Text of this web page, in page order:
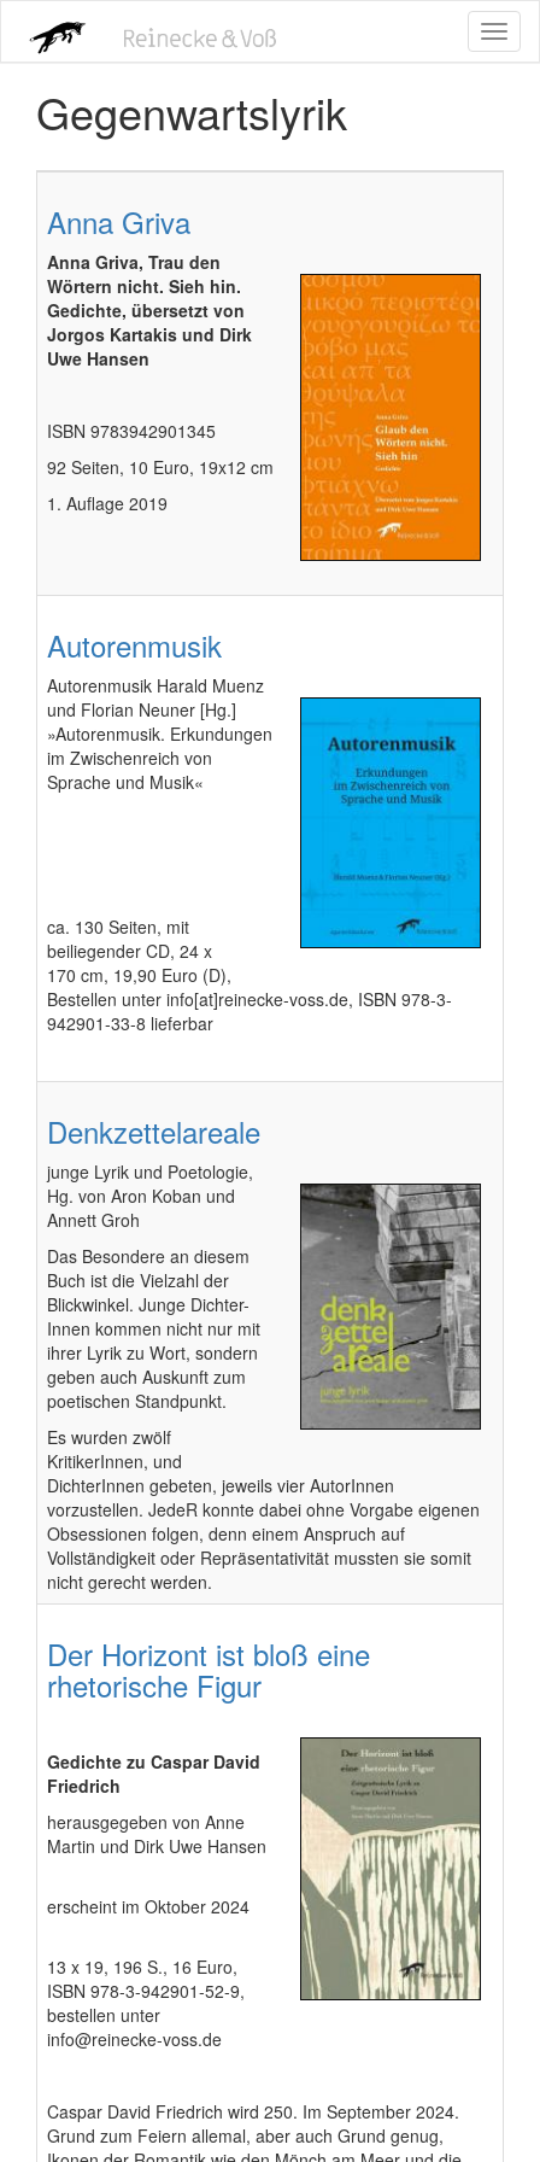
zum
Inhalt
Gegenwartslyrik
Anna Griva
Anna Griva, Trau den
Wörtern nicht. Sieh hin.
Gedichte, übersetzt von
Jorgos Kartakis und Dirk
Uwe Hansen
ISBN 9783942901345
92 Seiten, 10 Euro, 19x12 cm
1. Auflage 2019
Autorenmusik
Autorenmusik Harald Muenz
und Florian Neuner [Hg.]
»Autorenmusik. Erkundungen
im Zwischenreich von
Sprache und Musik«
ca. 130 Seiten, mit
beiliegender CD, 24 x
170 cm, 19,90 Euro (D),
Bestellen unter info[at]reinecke-voss.de, ISBN 978-3-
942901-33-8 lieferbar
Denkzettelareale
junge Lyrik und Poetologie,
Hg. von Aron Koban und
Annett Groh
Das Besondere an diesem
Buch ist die Vielzahl der
Blickwinkel. Junge Dichter-
Innen kommen nicht nur mit
ihrer Lyrik zu Wort, sondern
geben auch Auskunft zum
poetischen Standpunkt.
Es wurden zwölf
KritikerInnen, und
DichterInnen gebeten, jeweils vier AutorInnen
vorzustellen. JedeR konnte dabei ohne Vorgabe eigenen
Obsessionen folgen, denn einem Anspruch auf
Vollständigkeit oder Repräsentativität mussten sie somit
nicht gerecht werden.
Der Horizont ist bloß eine
rhetorische Figur
Gedichte zu Caspar David
Friedrich
herausgegeben von Anne
Martin und Dirk Uwe Hansen
erscheint im Oktober 2024
13 x 19, 196 S., 16 Euro,
ISBN 978-3-942901-52-9,
bestellen unter
info@reinecke-voss.de
Caspar David Friedrich wird 250. Im September 2024.
Grund zum Feiern allemal, aber auch Grund genug,